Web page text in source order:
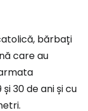
bărbați
care au
30 de ani și cu